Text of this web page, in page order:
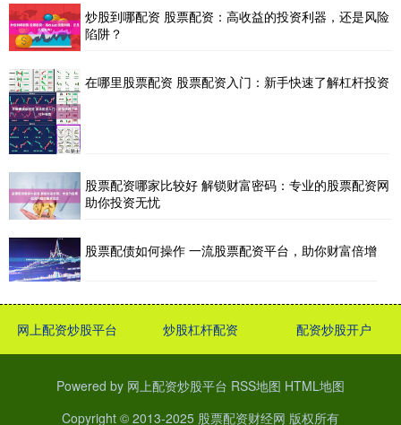
炒股到哪配资 股票配资：高收益的投资利器，还是风险
陷阱？
在哪里股票配资 股票配资入门：新手快速了解杠杆投资
股票配资哪家比较好 解锁财富密码：专业的股票配资网
助你投资无忧
股票配债如何操作 一流股票配资平台，助你财富倍增
网上配资炒股平台 炒股杠杆配资 配资炒股开户
Powered by 网上配资炒股平台 RSS地图 HTML地图
Copyright © 2013-2025 股票配资财经网 版权所有